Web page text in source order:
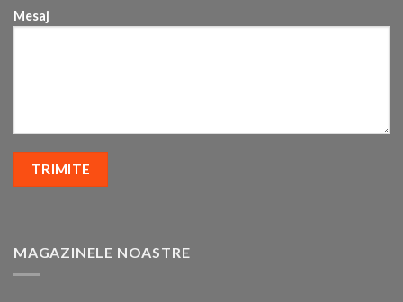
Mesaj
MAGAZINELE NOASTRE